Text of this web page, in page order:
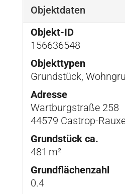
Objektdaten
Objekt-ID
156636548
Objekttypen
Grundstück,
Adresse
Wartburgstraße 258
44579 Castrop-
Grund­stück ca.
481 m²
Grundflächenzahl
0.4